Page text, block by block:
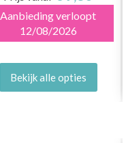
Aanbieding verloopt
12/08/2026
Bekijk alle opties